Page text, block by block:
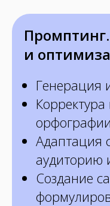
и
Генерация
орфографии
Адаптация
аудиторию
Создание